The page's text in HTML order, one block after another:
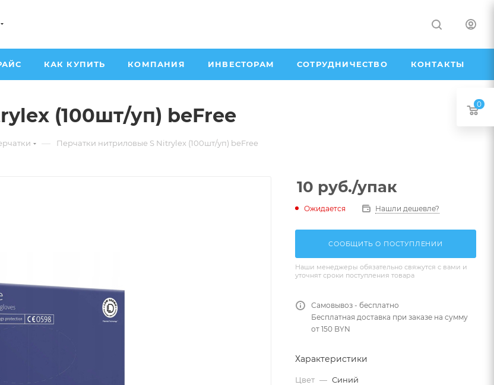
КАК КУПИТЬ КОМПАНИЯ ИНВЕСТОРАМ СОТРУДНИЧЕСТВО КОНТАКТЫ
(100шт/уп) beFree
— Перчатки нитриловые S Nitrylex (100шт/уп) beFree
10 руб./упак
Ожидается Нашли дешевле?
СООБЩИТЬ О ПОСТУПЛЕНИИ
Наши менеджеры обязательно свяжутся с вами и
уточнят сроки поступления товара
Самовывоз - бесплатно
Бесплатная доставка при заказе на сумму
от 150 BYN
Характеристики
Цвет — Синий
0